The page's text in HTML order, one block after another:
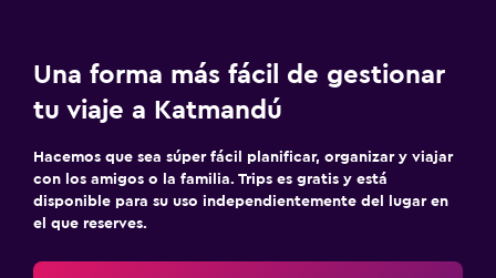
Una forma más fácil de gestionar
tu viaje a Katmandú
Hacemos que sea súper fácil planificar, organizar y viajar
con los amigos o la familia. Trips es gratis y está
disponible para su uso independientemente del lugar en
el que reserves.